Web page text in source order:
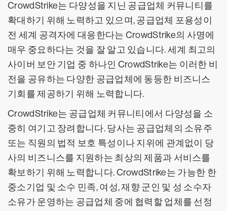
CrowdStrike는 다양성을 지닌 공급업체 커뮤니티를
확대하기 위해 노력하고 있으며, 공급업체 포용성이
전 세계 공격자에 대응한다는 CrowdStrike의 사명에
매우 중요하다는 것을 잘 알고 있습니다. 세계 최고의
사이버 보안 기업 중 하나인 CrowdStrike는 이러한 비
전을 공유하는 다양한 공급업체에 동등한 비즈니스
기회를 제공하기 위해 노력합니다.
CrowdStrike는 공급업체 커뮤니티에서 다양성을 소
중히 여기고 장려합니다. 당사는 공급업체의 소유주
또는 직원의 법적 보호 특성이나 지위에 관계없이 당
사의 비즈니스를 지원하는 최상의 제품과 서비스를
확보하기 위해 노력합니다. CrowdStrike는 가능한 한
중소기업 및 소수 민족, 여성, 재향 군인 및 성 소수자
소유가 운영하는 공급업체 중에 협력할 업체를 선정